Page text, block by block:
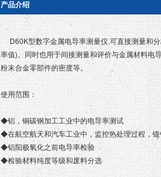
产品介绍
D60K型数字金属电导率测量仪.可直接测量和
率值)。同时也用于间接测量和评价与金属材料电
粉末合金零部件的密度等。
使用范围：
◆铝，铜碳钢加工工业中的电导率测试
◆在航空航天和汽车工业中，监控热处理过程，
◆铝阳极氧化之前电导率检验
◆检验材料纯度等级和废料分选